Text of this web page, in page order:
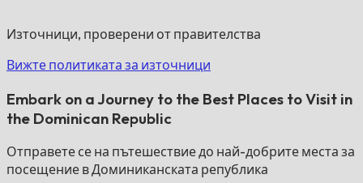
Източници, проверени от правителства
Вижте политиката за източници
Embark on a Journey to the Best Places to Visit in
the Dominican Republic
Отправете се на пътешествие до най-добрите места за
посещение в Доминиканската република